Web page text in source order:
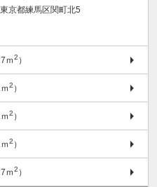
東京都練馬区関町北5
ｍ2 ）
2 ）
2 ）
2 ）
ｍ2 ）